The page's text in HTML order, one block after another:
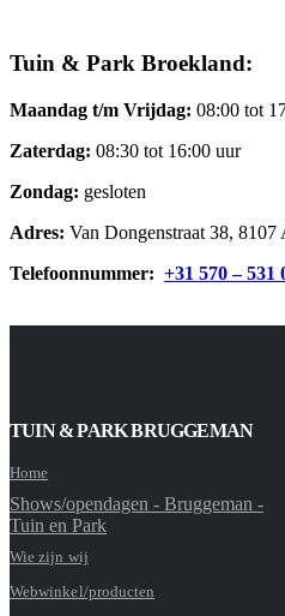
Tuin & Park Broekland:
Maandag t/m Vrijdag: 08:00 tot
Zaterdag: 08:30 tot 16:00 uur
Zondag: gesloten
Adres: Van Dongenstraat 38,
Telefoonnummer: +31 570 – 531
TUIN & PARK BRUGGEMAN
Home
Shows/opendagen - Bruggeman -
Tuin en Park
Wie zijn wij
Webwinkel/producten